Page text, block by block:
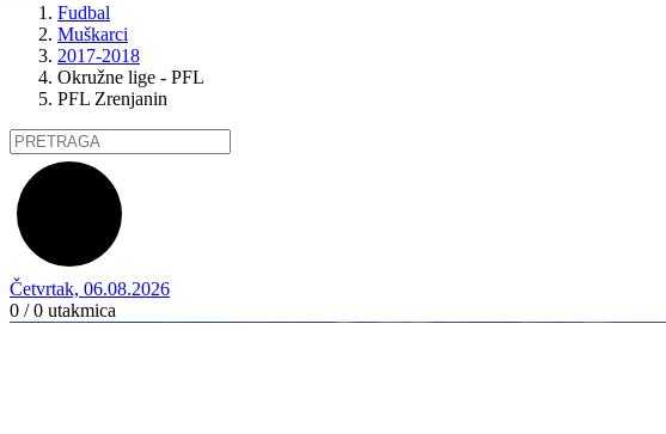
Fudbal
Muškarci
2017-2018
Okružne lige - PFL
PFL Zrenjanin
Četvrtak, 06.08.2026
0 / 0 utakmica